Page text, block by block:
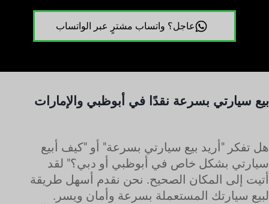
عاجل؟ واتساب مشترٍ عبر الواتساب
بيع سيارتي بسرعة نقدًا في أبوظبي والإمارات
هل تفكر "أريد بيع سيارتي بسرعة" أو "كيف أبيع
سيارتي بشكل خاص في أبوظبي أو دبي؟" لقد
أتيت إلى المكان الصحيح. نحن نقدم أسهل طريقة
لبيع سيارتك المستعملة بسرعة وأمان ويسر.